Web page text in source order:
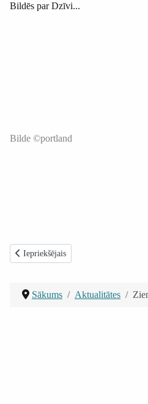
Bildēs par Dzīvi...
Bilde ©portland
Iepriekšējais raksts:
Iepriekšējais
Sākums Aktualitātes